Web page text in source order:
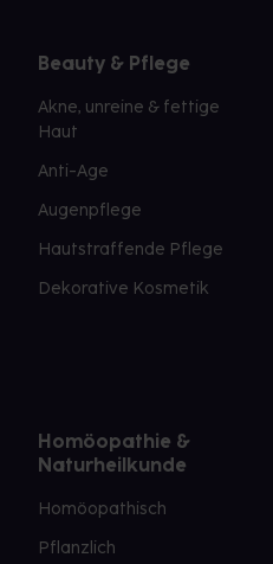
Beauty & Pflege
Akne, unreine & fettige
Haut
Anti-Age
Augenpflege
Hautstraffende Pflege
Dekorative Kosmetik
Homöopathie &
Naturheilkunde
Homöopathisch
Pflanzlich